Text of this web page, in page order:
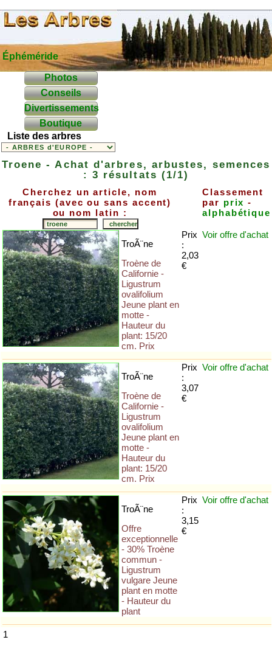
Éphéméride
Photos
Conseils
Divertissements
Boutique
Liste des arbres
Troene - Achat d'arbres, arbustes, semences
: 3 résultats (1/1)
Cherchez un article, nom
français (avec ou sans accent)
ou nom latin :
Classement
par prix -
alphabétique
TroÃ¨ne
Troène de
Californie -
Ligustrum
ovalifolium
Jeune plant en
motte -
Hauteur du
plant: 15/20
cm. Prix
Prix
:
2,03
€
Voir offre d'achat
TroÃ¨ne
Troène de
Californie -
Ligustrum
ovalifolium
Jeune plant en
motte -
Hauteur du
plant: 15/20
cm. Prix
Prix
:
3,07
€
Voir offre d'achat
TroÃ¨ne
Offre
exceptionnelle
- 30% Troène
commun -
Ligustrum
vulgare Jeune
plant en motte
- Hauteur du
plant
Prix
:
3,15
€
Voir offre d'achat
1